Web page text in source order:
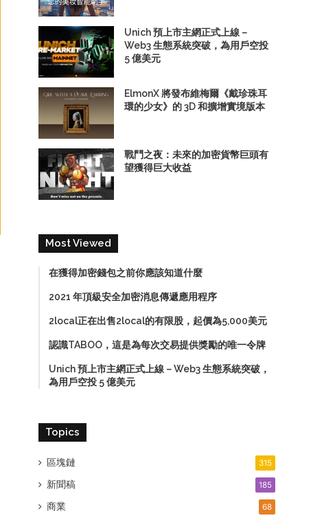
Unich 預上市主網正式上線－
Web3 生態系統突破，為用戶空投
5 億美元
ElmonX 將發布維梅爾《戴珍珠耳
環的少女》的 3D 和擴增實境版本
戰鬥之夜：未來的加密貨幣巨頭有
望獲得巨大收益
Most Viewed
在獲得加密錢包之前你應該知道什麼
2021 年頂級安全加密消息傳遞應用程序
2local正在出售2local的有限股，起價為5,000美元
認識TABOO，這是為每次交易提供獎勵的唯一令牌
Unich 預上市主網正式上線－Web3 生態系統突破，
為用戶空投 5 億美元
Topics
區塊鏈 315
新聞稿 185
商業 68